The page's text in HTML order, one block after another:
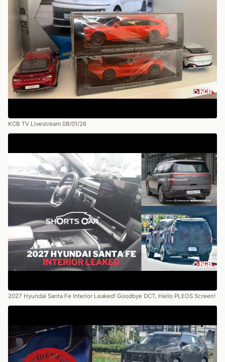
KCB TV Livestream 08/01/26
2027 Hyundai Santa Fe Interior Leaked! Goodbye DCT, Hello PLEOS Screen!